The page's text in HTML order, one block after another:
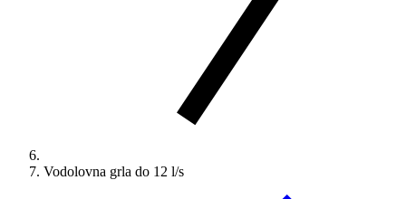
Vodolovna grla do 12 l/s